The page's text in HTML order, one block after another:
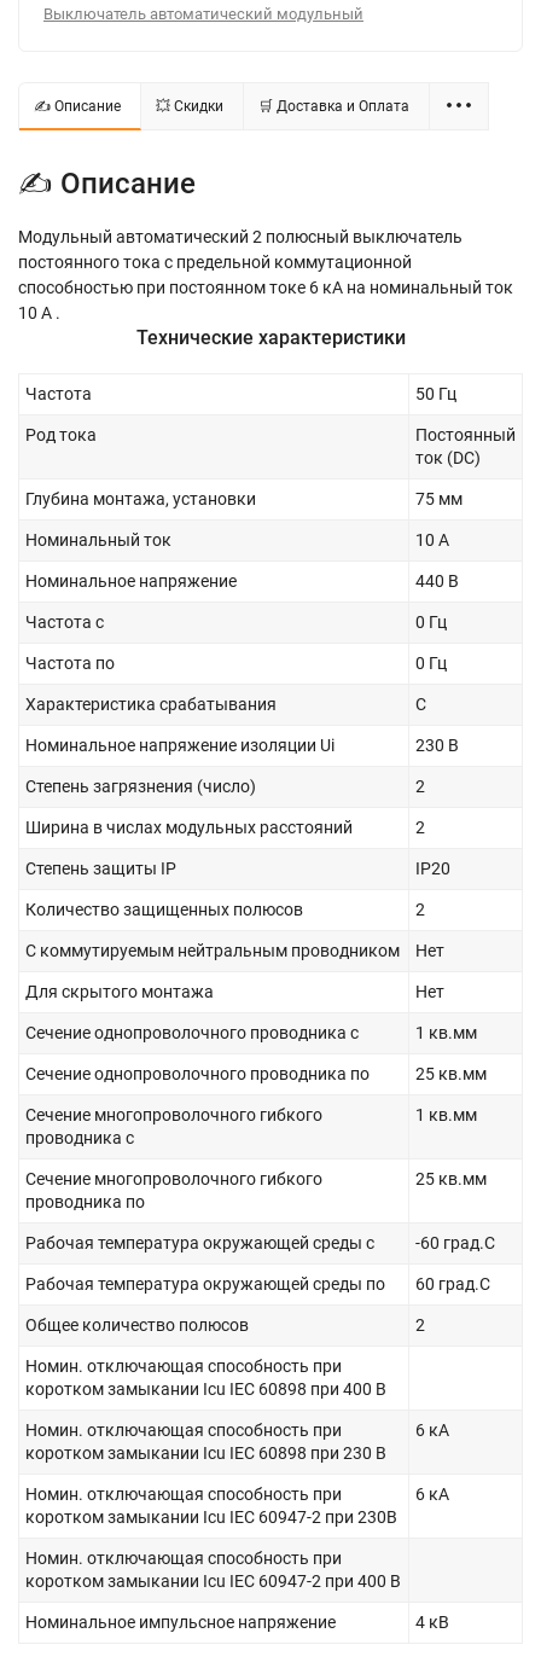
Выключатель автоматический модульный
✍ Описание 💥 Скидки 🛒 Доставка и Оплата
✍ Описание
Модульный автоматический 2 полюсный выключатель
постоянного тока с предельной коммутационной
способностью при постоянном токе 6 кА на номинальный ток
10 А .
Технические характеристики
Частота 50 Гц
Род тока
Постоянный
ток (DC)
Глубина монтажа, установки 75 мм
Номинальный ток 10 А
Номинальное напряжение 440 В
Частота с 0 Гц
Частота по 0 Гц
Характеристика срабатывания C
Номинальное напряжение изоляции Ui 230 В
Степень загрязнения (число) 2
Ширина в числах модульных расстояний 2
Степень защиты IP IP20
Количество защищенных полюсов 2
С коммутируемым нейтральным проводником Нет
Для скрытого монтажа Нет
Сечение однопроволочного проводника с 1 кв.мм
Сечение однопроволочного проводника по 25 кв.мм
Сечение многопроволочного гибкого
проводника с
1 кв.мм
Сечение многопроволочного гибкого
проводника по
25 кв.мм
Рабочая температура окружающей среды с -60 град.C
Рабочая температура окружающей среды по 60 град.C
Общее количество полюсов 2
Номин. отключающая способность при
коротком замыкании Icu IEC 60898 при 400 В
Номин. отключающая способность при
коротком замыкании Icu IEC 60898 при 230 В
6 кА
Номин. отключающая способность при
коротком замыкании Icu IEC 60947-2 при 230В
6 кА
Номин. отключающая способность при
коротком замыкании Icu IEC 60947-2 при 400 В
Номинальное импульсное напряжение 4 кВ